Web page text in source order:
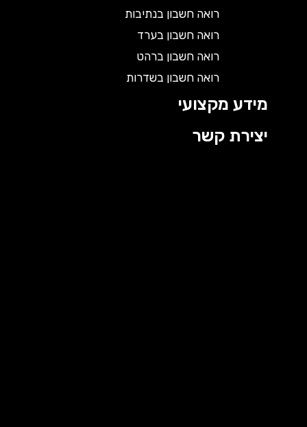
רואה חשבון בנתיבות
רואה חשבון בערד
רואה חשבון ברהט
רואה חשבון בשדרות
מידע מקצועי
יצירת קשר